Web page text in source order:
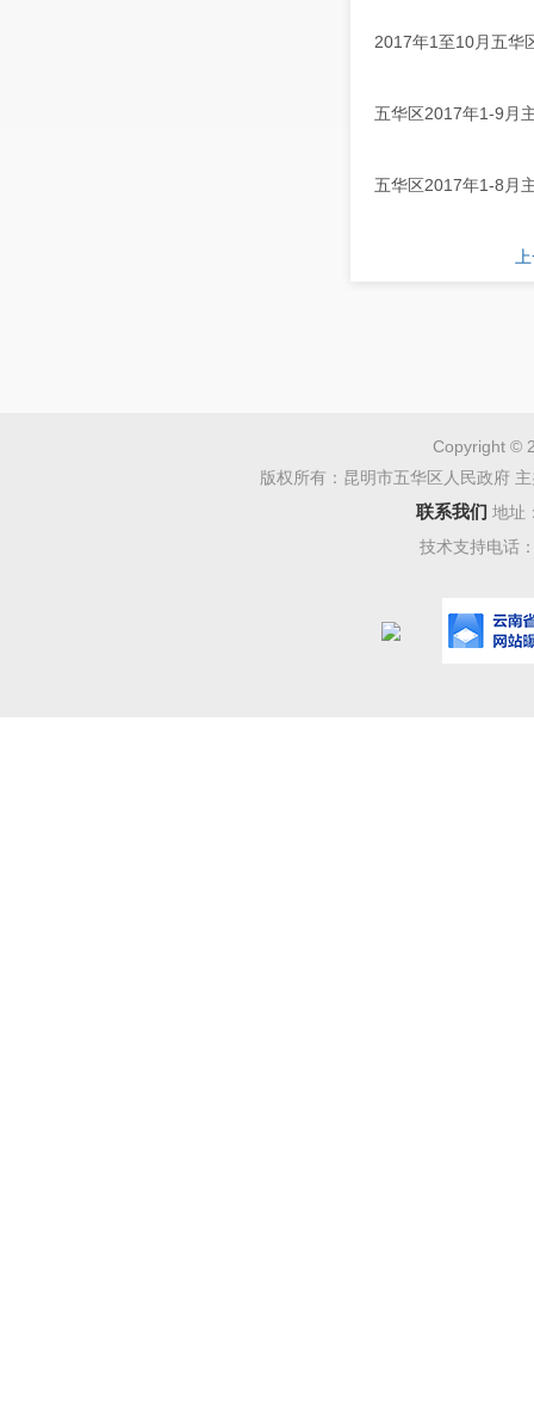
2017年1至10月五华
五华区2017年1-9月
五华区2017年1-8月
Copyright ©
版权所有：昆明市五华区人民政府
联系我们 地址
技术支持电话